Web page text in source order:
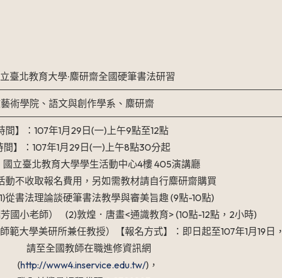
臺北教育大學∙麋研齋全國硬筆書法研習
術學院、語文與創作學系、麋研齋
間】：107年1月29日(一)上午9點至12點
間】：107年1月29日(一)上午8點30分起
國立臺北教育大學學生活動中心4樓 405演講廳
動不收取報名費用，另如需教材請自行麋研齋購買
從書法理論談硬筆書法教學與審美旨趣 (9點-10點)
國小老師） (2)敦煌．唐畫<通識教育> (10點-12點，2小時)
大學美研所兼任教授）【報名方式】：即日起至107年1月19日，
至全國教師在職進修資訊網
http://www4.inservice.edu.tw/)，